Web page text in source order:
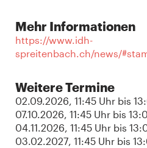
Mehr Informationen
https://www.idh-
spreitenbach.ch/news/
Weitere Termine
02.09.2026, 11:45 Uhr bis
07.10.2026, 11:45 Uhr bis
04.11.2026, 11:45 Uhr bis
03.02.2027, 11:45 Uhr bis